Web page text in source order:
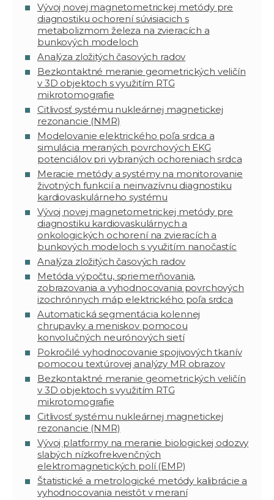
Vývoj novej magnetometrickej metódy pre
diagnostiku ochorení súvisiacich s
metabolizmom železa na zvieracích a
bunkových modeloch
Analýza zložitých časových radov
Bezkontaktné meranie geometrických veličín
v 3D objektoch s využitím RTG
mikrotomografie
Citlivosť systému nukleárnej magnetickej
rezonancie (NMR)
Modelovanie elektrického poľa srdca a
simulácia meraných povrchových EKG
potenciálov pri vybraných ochoreniach srdca
Meracie metódy a systémy na monitorovanie
životných funkcií a neinvazívnu diagnostiku
kardiovaskulárneho systému
Vývoj novej magnetometrickej metódy pre
diagnostiku kardiovaskulárnych a
onkologických ochorení na zvieracích a
bunkových modeloch s využitím nanočastíc
Analýza zložitých časových radov
Metóda výpočtu, spriemerňovania,
zobrazovania a vyhodnocovania povrchových
izochrónnych máp elektrického poľa srdca
Automatická segmentácia kolennej
chrupavky a meniskov pomocou
konvolučných neurónových sietí
Pokročilé vyhodnocovanie spojivových tkanív
pomocou textúrovej analýzy MR obrazov
Bezkontaktné meranie geometrických veličín
v 3D objektoch s využitím RTG
mikrotomografie
Citlivosť systému nukleárnej magnetickej
rezonancie (NMR)
Vývoj platformy na meranie biologickej odozvy
slabých nízkofrekvenčných
elektromagnetických polí (EMP)
Štatistické a metrologické metódy kalibrácie a
vyhodnocovania neistôt v meraní